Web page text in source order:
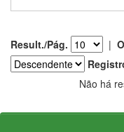
Result./Pág. |
Não há